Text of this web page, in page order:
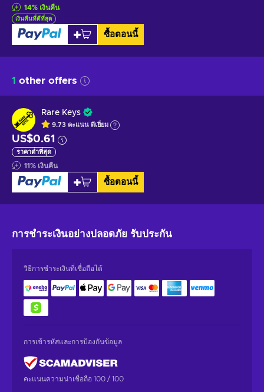
14% เงินคืน
เงินคืนที่ดีที่สุด
ซื้อตอนนี้
1 other offers
Rare Keys
9.73 คะแนน ดีเยี่ยม
US$0.61
ราคาต่ำที่สุด
11% เงินคืน
ซื้อตอนนี้
การชำระเงินอย่างปลอดภัย รับประกัน
วิธีการชำระเงินที่เชื่อถือได้
การเข้ารหัสและการป้องกันข้อมูล
คะแนนความน่าเชื่อถือ 100 / 100